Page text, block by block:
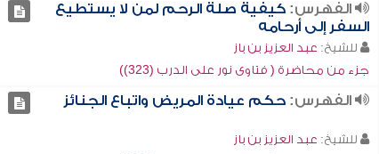
الفهرس: كيفية صلة الرحم لمن لا يستطيع
السفر إلى أرحامه
للشيخ: عبد العزيز بن باز
جزء من محاضرة ( فتاوى نور على الدرب (323))
الفهرس: حكم عيادة المريض واتباع الجنائز
للشيخ: عبد العزيز بن باز